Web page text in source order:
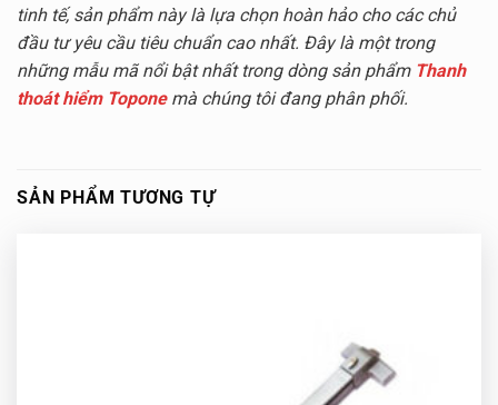
tinh tế, sản phẩm này là lựa chọn hoàn hảo cho các chủ
đầu tư yêu cầu tiêu chuẩn cao nhất. Đây là một trong
những mẫu mã nổi bật nhất trong dòng sản phẩm Thanh
thoát hiểm Toponemà chúng tôi đang phân phối.
SẢN PHẨM TƯƠNG TỰ